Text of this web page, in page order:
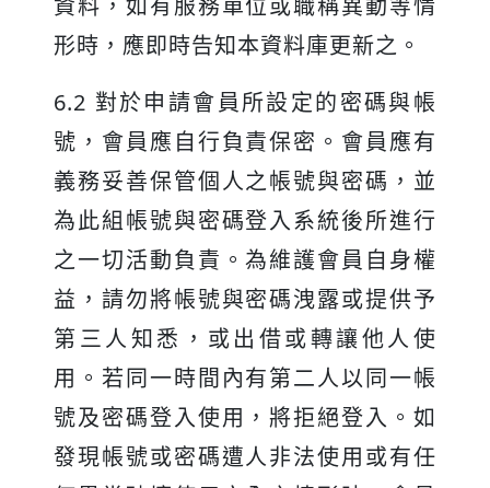
資料，如有服務單位或職稱異動等情
形時，應即時告知本資料庫更新之。
6.2 對於申請會員所設定的密碼與帳
號，會員應自行負責保密。會員應有
義務妥善保管個人之帳號與密碼，並
為此組帳號與密碼登入系統後所進行
之一切活動負責。為維護會員自身權
益，請勿將帳號與密碼洩露或提供予
第三人知悉，或出借或轉讓他人使
用。若同一時間內有第二人以同一帳
號及密碼登入使用，將拒絕登入。如
發現帳號或密碼遭人非法使用或有任